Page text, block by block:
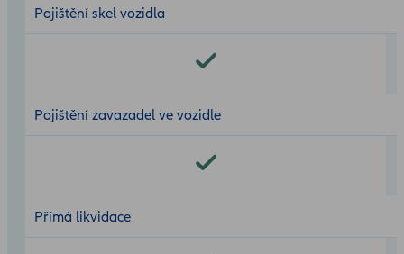
Pojištění skel vozidla
Pojištění zavazadel ve vozidle
Přímá likvidace